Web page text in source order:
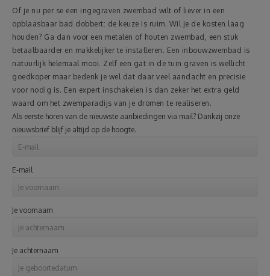
Of je nu per se een ingegraven zwembad wilt of liever in een
opblaasbaar bad dobbert: de keuze is ruim. Wil je de kosten laag
houden? Ga dan voor een metalen of houten zwembad, een stuk
betaalbaarder en makkelijker te installeren. Een inbouwzwembad is
natuurlijk helemaal mooi. Zelf een gat in de tuin graven is wellicht
goedkoper maar bedenk je wel dat daar veel aandacht en precisie
voor nodig is. Een expert inschakelen is dan zeker het extra geld
waard om het zwemparadijs van je dromen te realiseren.
Als eerste horen van de nieuwste aanbiedingen via mail? Dankzij onze
nieuwsbrief blijf je altijd op de hoogte.
E-mail
Je voornaam
Je achternaam